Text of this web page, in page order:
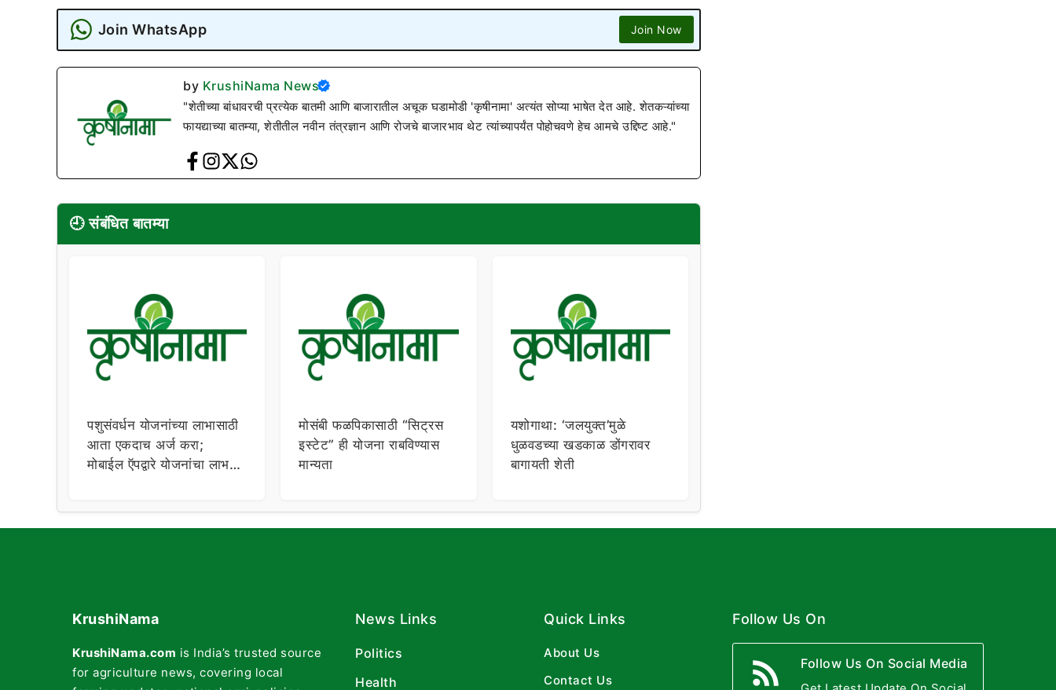
Join WhatsApp Join Now
by KrushiNama News
"शेतीच्या बांधावरची प्रत्येक बातमी आणि बाजारातील अचूक घडामोडी 'कृषीनामा' अत्यंत सोप्या भाषेत देत आहे. शेतकऱ्यांच्या
फायद्याच्या बातम्या, शेतीतील नवीन तंत्रज्ञान आणि रोजचे बाजारभाव थेट त्यांच्यापर्यंत पोहोचवणे हेच आमचे उद्दिष्ट आहे."
🕘 संबंधित बातम्या
पशुसंवर्धन योजनांच्या लाभासाठी
आता एकदाच अर्ज करा;
मोबाईल ऍपद्वारे योजनांचा लाभ,
मोसंबी फळपिकासाठी “सिट्रस
इस्टेट” ही योजना राबविण्यास
मान्यता
यशोगाथा: ‘जलयुक्त’मुळे
धुळवडच्या खडकाळ डोंगरावर
बागायती शेती
KrushiNama
KrushiNama.com is India’s trusted source
for agriculture news, covering local
News Links
Politics
Health
Quick Links
About Us
Contact Us
Follow Us On
Follow Us On Social Media